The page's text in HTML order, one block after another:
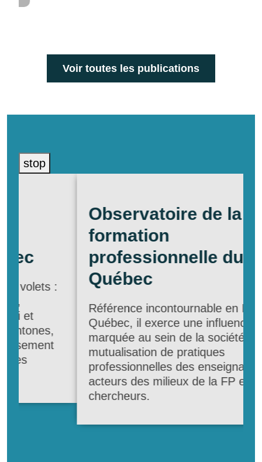
Voir toutes les publications
stop
Observatoire de la
formation
professionnelle du
Québec
Référence incontournable en FP au
Québec, il exerce une influence
marquée au sein de la société par la
mutualisation de pratiques
professionnelles des enseignants, des
acteurs des milieux de la FP et des
chercheurs.